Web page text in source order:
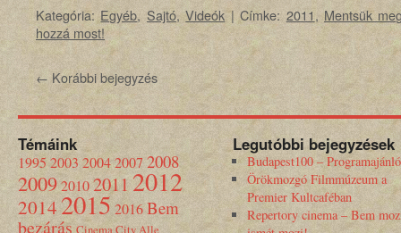
Kategória: Egyéb, Sajtó,Videók | Címke: 2011,Mentsük
hozzá most!
← Korábbi bejegyzés
Témáink
1995 2003 20042007 2008
2009201020112012
201420152016Bem
bezárás Cinema City Alle
Legutóbbi bejegyzések
Budapest100 – Programajánló
Örökmozgó Filmmúzeum a
Premier Kultcaféban
Repertory cinema – Bem